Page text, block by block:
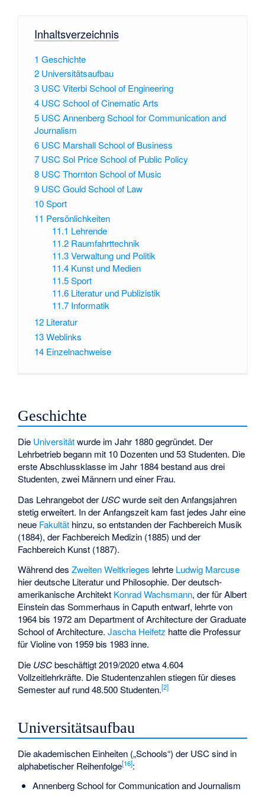
Inhaltsverzeichnis
1 Geschichte
2 Universitätsaufbau
3 USC Viterbi School of Engineering
4 USC School of Cinematic Arts
5 USC Annenberg School for Communication and
Journalism
6 USC Marshall School of Business
7 USC Sol Price School of Public Policy
8 USC Thornton School of Music
9 USC Gould School of Law
10Sport
11 Persönlichkeiten
11.1 Lehrende
11.2 Raumfahrttechnik
11.3 Verwaltung und Politik
11.4 Kunst und Medien
11.5 Sport
11.6 Literatur und Publizistik
11.7 Informatik
12 Literatur
13Weblinks
14 Einzelnachweise
Geschichte
Die Universitätwurde im Jahr 1880 gegründet. Der
Lehrbetrieb begann mit 10 Dozenten und 53 Studenten. Die
erste Abschlussklasse im Jahr 1884 bestand aus drei
Studenten, zwei Männern und einer Frau.
Das Lehrangebot der USCwurde seit den Anfangsjahren
stetig erweitert. In der Anfangszeit kam fast jedes Jahr eine
neue Fakultät hinzu, so entstanden der Fachbereich Musik
(1884), der Fachbereich Medizin (1885) und der
Fachbereich Kunst (1887).
Während desZweiten Weltkrieges lehrte Ludwig Marcuse
hier deutsche Literatur und Philosophie. Der deutsch-
amerikanische Architekt Konrad Wachsmann, der für Albert
Einstein das Sommerhaus in Caputh entwarf, lehrte von
1964 bis 1972 am Department of Architecture der Graduate
School of Architecture.Jascha Heifetz hatte die Professur
für Violine von 1959 bis 1983 inne.
Die USCbeschäftigt 2019/2020 etwa 4.604
Vollzeitlehrkräfte. Die Studentenzahlen stiegen für dieses
Semester auf rund 48.500 Studenten.[2]
Universitätsaufbau
Die akademischen Einheiten („Schools“) der USC sind in
alphabetischer Reihenfolge[16]:
Annenberg School for Communication and Journalism